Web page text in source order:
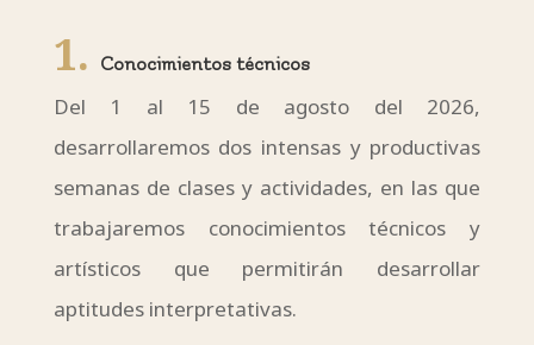
1. Conocimientos técnicos
Del 1 al 15 de agosto del 2026,
desarrollaremos dos intensas y productivas
semanas de clases y actividades, en las que
trabajaremos conocimientos técnicos y
artísticos que permitirán desarrollar
aptitudes interpretativas.